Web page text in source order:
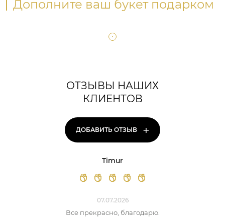
Дополните ваш букет подарком
ОТЗЫВЫ НАШИХ
КЛИЕНТОВ
ДОБАВИТЬ ОТЗЫВ +
Timur
07.07.2026
Все прекрасно, благодарю.